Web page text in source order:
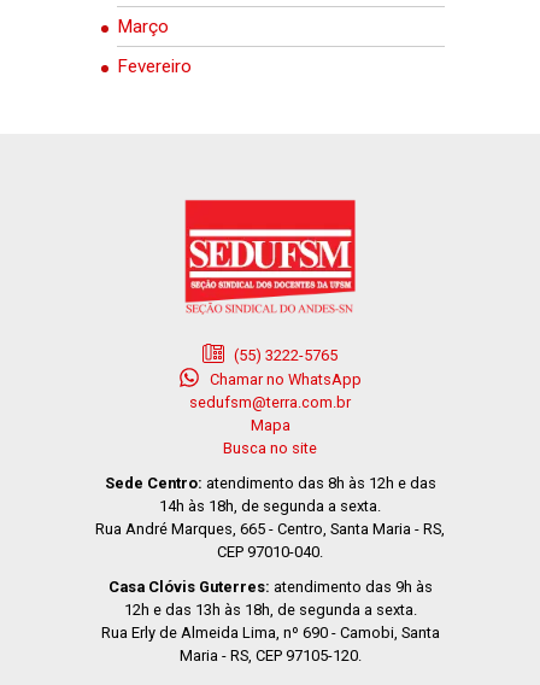
Março
Fevereiro
(55) 3222-5765
Chamar no WhatsApp
sedufsm@terra.com.br
Mapa
Busca no site
Sede Centro: atendimento das 8h às 12h e das
14h às 18h, de segunda a sexta.
Rua André Marques, 665 - Centro, Santa Maria - RS,
CEP 97010-040.
Casa Clóvis Guterres: atendimento das 9h às
12h e das 13h às 18h, de segunda a sexta.
Rua Erly de Almeida Lima, nº 690 - Camobi, Santa
Maria - RS, CEP 97105-120.